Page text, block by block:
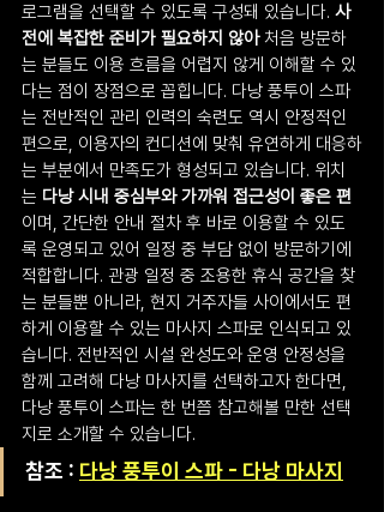
로그램을 선택할 수 있도록 구성돼 있습니다. 사
전에 복잡한 준비가 필요하지 않아 처음 방문하
는 분들도 이용 흐름을 어렵지 않게 이해할 수 있
다는 점이 장점으로 꼽힙니다. 다낭 풍투이 스파
는 전반적인 관리 인력의 숙련도 역시 안정적인
편으로, 이용자의 컨디션에 맞춰 유연하게 대응하
는 부분에서 만족도가 형성되고 있습니다. 위치
는 다낭 시내 중심부와 가까워 접근성이 좋은 편
이며, 간단한 안내 절차 후 바로 이용할 수 있도
록 운영되고 있어 일정 중 부담 없이 방문하기에
적합합니다. 관광 일정 중 조용한 휴식 공간을 찾
는 분들뿐 아니라, 현지 거주자들 사이에서도 편
하게 이용할 수 있는 마사지 스파로 인식되고 있
습니다. 전반적인 시설 완성도와 운영 안정성을
함께 고려해 다낭 마사지를 선택하고자 한다면,
다낭 풍투이 스파는 한 번쯤 참고해볼 만한 선택
지로 소개할 수 있습니다.
참조 : 다낭 풍투이 스파 - 다낭 마사지